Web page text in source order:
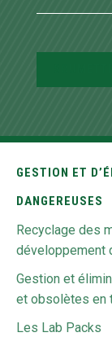
GESTION ET
DANGEREUSES
Recyclage des
développement
Gestion et
et obsolètes en
Les Lab Packs